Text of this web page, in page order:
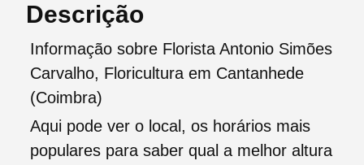
Descrição
Informação sobre Florista Antonio Simões
Carvalho, Floricultura em Cantanhede
(Coimbra)
Aqui pode ver o local, os horários mais
populares para saber qual a melhor altura